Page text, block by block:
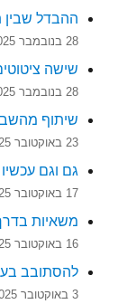
ההבדל שבין
28 בנובמבר 2025
שישה
28 בנובמבר 2025
שיתוף
23 באוקטובר 2025
גם וגם
17 באוקטובר 2025
משאיות
16 באוקטובר 2025
להסתובב
3 באוקטובר 2025